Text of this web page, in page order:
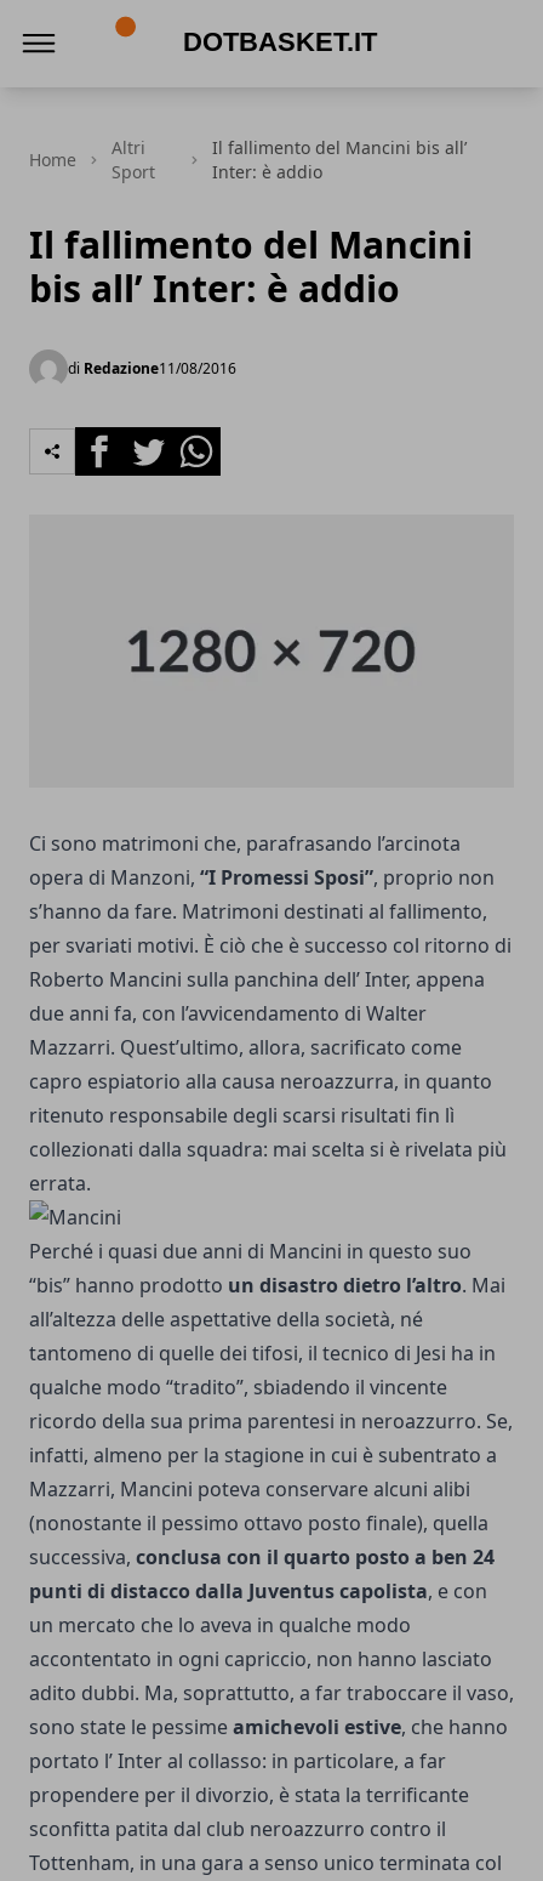
Home
Altri
Sport
Il fallimento del Mancini bis all’
Inter: è addio
Il fallimento del Mancini
bis all’ Inter: è addio
di Redazione11/08/2016
FacebookTwitterWhatsapp
Ci sono matrimoni che, parafrasando l’arcinota
opera di Manzoni, “I Promessi Sposi”, proprio non
s’hanno da fare. Matrimoni destinati al fallimento,
per svariati motivi. È ciò che è successo col ritorno di
Roberto Mancini sulla panchina dell’Inter, appena
due anni fa, con l’avvicendamento di Walter
Mazzarri. Quest’ultimo, allora, sacrificato come
capro espiatorio alla causa neroazzurra, in quanto
ritenuto responsabile degli scarsi risultati fin lì
collezionati dalla squadra: mai scelta si è rivelata più
errata.
Perché i quasi due anni di Mancini in questo suo
“bis” hanno prodotto un disastro dietro l’altro. Mai
all’altezza delle aspettative della società, né
tantomeno di quelle dei tifosi, il tecnico di Jesi ha in
qualche modo “tradito”, sbiadendo il vincente
ricordo della sua prima parentesi in neroazzurro. Se,
infatti, almeno per la stagione in cui è subentrato a
Mazzarri, Mancini poteva conservare alcuni alibi
(nonostante il pessimo ottavo posto finale), quella
successiva, conclusa con il quarto posto a ben 24
punti di distacco dalla Juventus capolista, e con
un mercato che lo aveva in qualche modo
accontentato in ogni capriccio, non hanno lasciato
adito dubbi. Ma, soprattutto, a far traboccare il vaso,
sono state le pessimeamichevoli estive, che hanno
portato l’ Inter al collasso: in particolare, a far
propendere per il divorzio, è stata la terrificante
sconfitta patita dal club neroazzurro contro il
Tottenham, in una gara a senso unico terminata col